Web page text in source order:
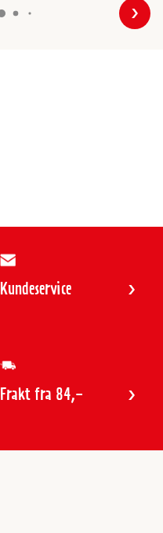
Kundeservice
Frakt fra 84,-